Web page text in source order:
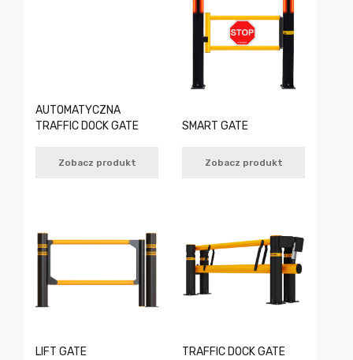
AUTOMATYCZNA
TRAFFIC DOCK GATE
Zobacz produkt
SMART GATE
Zobacz produkt
LIFT GATE TRAFFIC DOCK GATE